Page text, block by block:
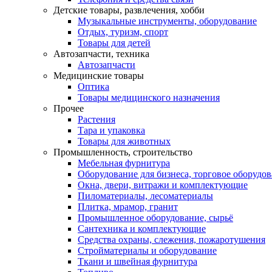
Детские товары, развлечения, хобби
Музыкальные инструменты, оборудование
Отдых, туризм, спорт
Товары для детей
Автозапчасти, техника
Автозапчасти
Медицинские товары
Оптика
Товары медицинского назначения
Прочее
Растения
Тара и упаковка
Товары для животных
Промышленность, строительство
Мебельная фурнитура
Оборудование для бизнеса, торговое
Окна, двери, витражи и комплектующие
Пиломатериалы, лесоматериалы
Плитка, мрамор, гранит
Промышленное оборудование, сырьё
Сантехника и комплектующие
Средства охраны, слежения, пожаротушения
Стройматериалы и оборудование
Ткани и швейная фурнитура